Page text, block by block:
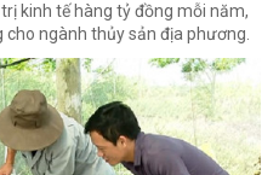
kinh tế hàng tỷ đồng mỗi năm,
ngành thủy sản địa phương.